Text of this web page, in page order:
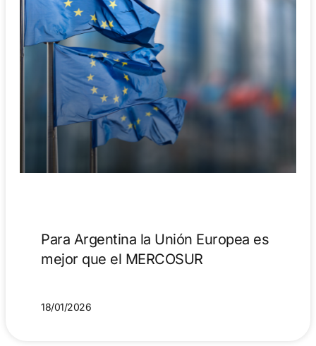
Para Argentina la Unión Europea es
mejor que el MERCOSUR
18/01/2026